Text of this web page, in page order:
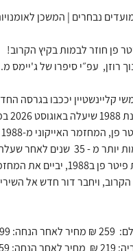
פן חוזר לבמות בקיץ הקרוב!
רוזן, עפ״י סיפרו של ג'יימס מ.
קליינשטיין יככבו בגרסה
תרבותית, חוזר לבמות יותר מ - 35
חנוך רוזן, שגילם את פיטר פן ב1988,
ויחבר דור חדש אל
199 ₪
159 ₪